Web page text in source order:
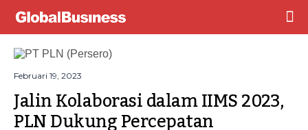
Februari 19, 2023
Jalin Kolaborasi dalam IIMS 2023,
PLN Dukung Percepatan